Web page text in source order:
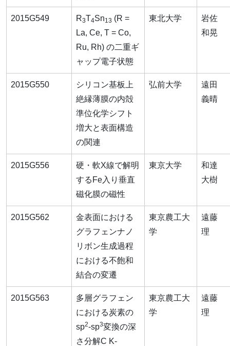
2015G549 R3T4Sn13 (R =
La, Ce, T = Co,
Ru, Rh) の二重ギ
ャップ電子状態
東北大学
岩佐
和晃
2015G550
シリコン基板上
絶縁薄膜の内殻
準位化学シフト
増大と表面構造
の関連
弘前大学
遠田
義晴
2015G556
硬・軟X線で解明
するFe入り垂直
磁化膜の磁性
東京大学
和達
大樹
2015G562
金表面における
グラフェンナノ
リボン生成過程
における不飽和
結合の変遷
東京農工大
学
遠藤
理
2015G563
多層グラフェン
における炭素の
sp2-sp3変換の深
さ分解C K-
東京農工大
学
遠藤
理